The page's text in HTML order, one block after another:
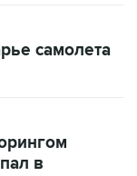
самолета
в